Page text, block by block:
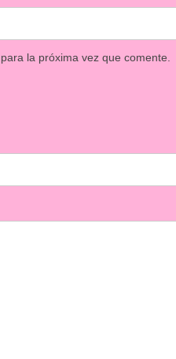
la próxima vez que comente.